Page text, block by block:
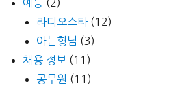
예능 (2)
라디오스타(12)
아는형님 (3)
채용 정보 (11)
공무원 (11)